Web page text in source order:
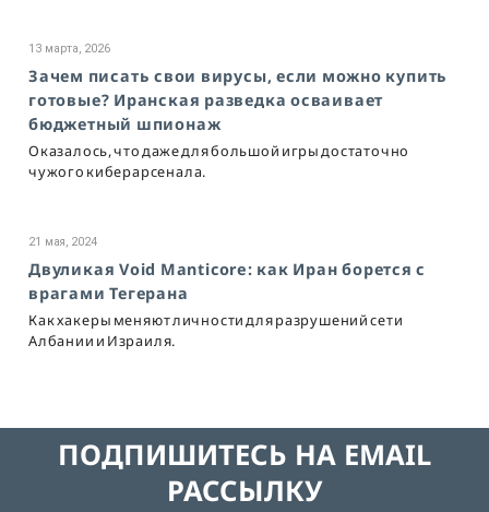
13 марта, 2026
Зачем писать свои вирусы, если можно купить
готовые? Иранская разведка осваивает
бюджетный шпионаж
Оказалось, что даже для большой игры достаточно
чужого киберарсенала.
21 мая, 2024
Двуликая Void Manticore: как Иран борется с
врагами Тегерана
Как хакеры меняют личности для разрушений сети
Албании и Израиля.
ПОДПИШИТЕСЬ НА EMAIL
РАССЫЛКУ